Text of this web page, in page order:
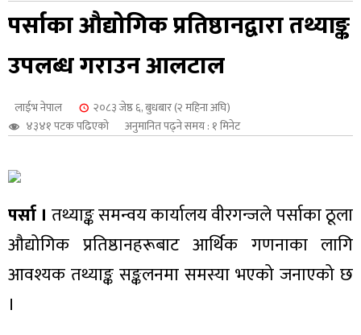
पर्साका औद्योगिक प्रतिष्ठानद्वारा तथ्याङ्क
उपलब्ध गराउन आलटाल
लाईभ नेपाल
२०८३ जेष्ठ ६, बुधबार (२ महिना अघि)
४३४१ पटक पढिएको
अनुमानित पढ्ने समय : १ मिनेट
पर्सा । तथ्याङ्क समन्वय कार्यालय वीरगन्जले पर्साका ठूला
औद्योगिक प्रतिष्ठानहरूबाट आर्थिक गणनाका लागि
आवश्यक तथ्याङ्क सङ्कलनमा समस्या भएको जनाएको छ
।